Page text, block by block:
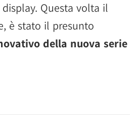
Questa volta il
è stato il presunto
della nuova serie